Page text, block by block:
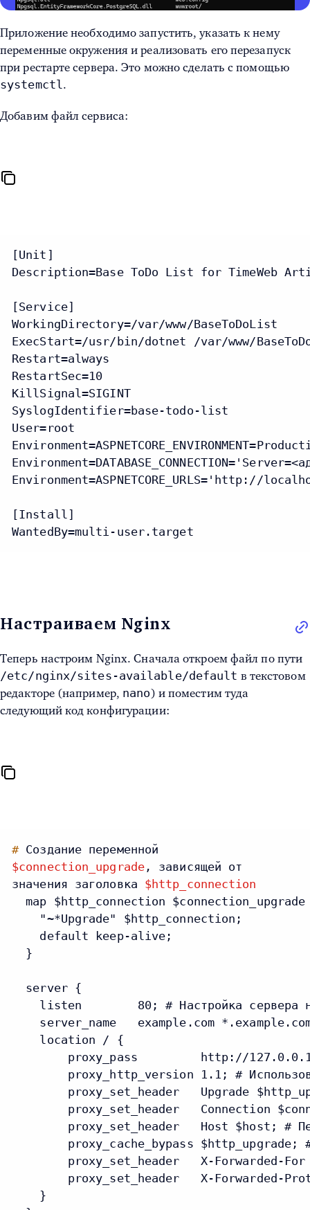
Приложение необходимо запустить, указать к нему
переменные окружения и реализовать его перезапуск
при рестарте сервера. Это можно сделать с помощью
systemctl .
Добавим файл сервиса:
[Unit]
Description=Base ToDo List for TimeWeb
[Service]
WorkingDirectory=/var/www/BaseToDoList
ExecStart=/usr/bin/dotnet /var/www/
Restart=always
RestartSec=10
KillSignal=SIGINT
SyslogIdentifier=base-todo-list
User=root
Environment=ASPNETCORE_URLS='http://
[Install]
WantedBy=multi-user.target
Настраиваем Nginx
Теперь настроим Nginx. Сначала откроем файл по пути
/etc/nginx/sites-available/default в текстовом
редакторе (например, nano) и поместим туда
следующий код конфигурации:
# Создание переменной
$connection_upgrade, зависящей от
значения заголовка $http_connection
map $http_connection $connection_upgrade
    "~*Upgrade" $http_connection;
    default keep-alive;
  }
  server {
listen        80; # Настройка сервера
server_name   example.com
    location / {
proxy_pass         http://
proxy_http_version 1.1; #
proxy_set_header   Upgrade
proxy_set_header   Connection
proxy_set_header   Host $host; #
proxy_cache_bypass $http_upgrade;
proxy_set_header   X-Forwarded-
proxy_set_header   X-Forwarded-
    }